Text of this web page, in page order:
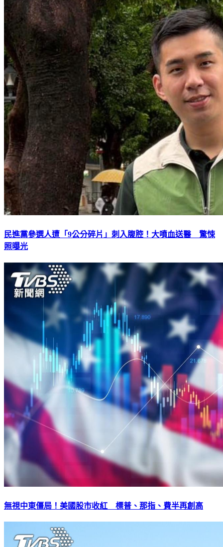
民進黨參選人遭「9公分碎片」刺入腹腔！大噴血送醫 驚悚
照曝光
無視中東僵局！美國股市收紅 標普、那指、費半再創高